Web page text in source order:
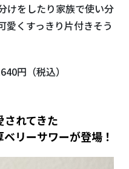
けをしたり家族で使い分
愛くすっきり片付きそう
円（税込）
れてきた
リーサワーが登場！